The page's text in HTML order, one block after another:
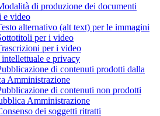
di produzione dei documenti
e video
alternativo (alt text) per le immagini
per i video
per i video
e privacy
di contenuti prodotti dalla
Amministrazione
di contenuti non prodotti
Amministrazione
dei soggetti ritratti